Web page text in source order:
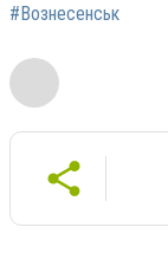
#Вознесенськ